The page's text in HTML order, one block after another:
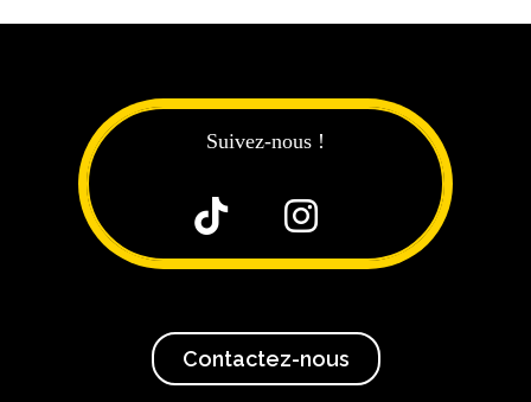
Suivez-nous !
 
Contactez-nous